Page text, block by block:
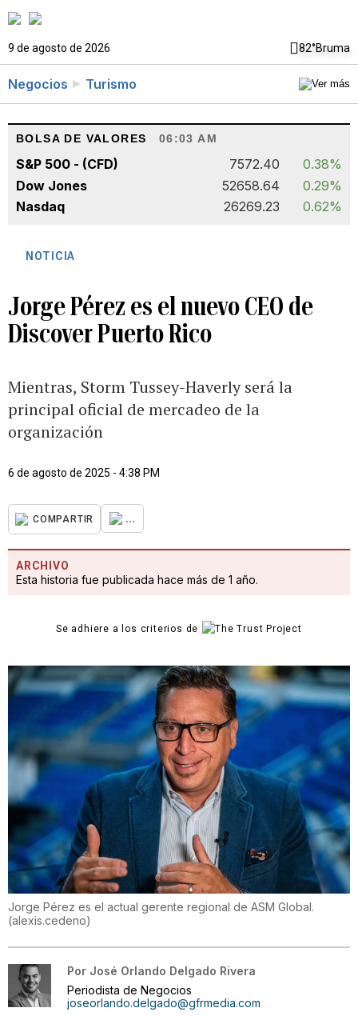
9 de agosto de 2026 82°Bruma
Negocios Turismo
BOLSA DE VALORES 06:03 AM
S&P 500 - (CFD) 7572.40
0.38%
Dow Jones
52658.64
0.29%
Nasdaq
26269.23 0.62%
NOTICIA
Jorge Pérez es el nuevo CEO de
Discover Puerto Rico
Mientras, Storm Tussey-Haverly será la
principal oficial de mercadeo de la
organización
6 de agosto de 2025 - 4:38 PM
COMPARTIR ...
ARCHIVO
Esta historia fue publicada hace más de 1 año.
Se adhiere a los criterios de
Jorge Pérez es el actual gerente regional de ASM Global.
(alexis.cedeno)
Por José Orlando Delgado Rivera
Periodista de Negocios
joseorlando.delgado@gfrmedia.com